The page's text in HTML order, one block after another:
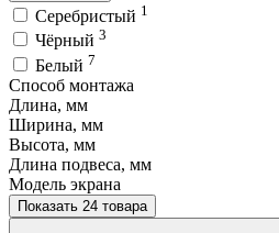
Серебристый 1
Чёрный 3
Белый 7
Способ монтажа
Длина, мм
Ширина, мм
Высота, мм
Длина подвеса, мм
Модель экрана
Показать 24 товара